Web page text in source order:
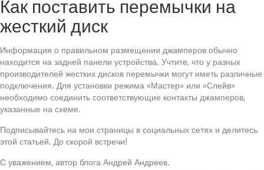
Как поставить перемычки на
жесткий диск
Информация о правильном размещении джамперов обычно
находится на задней панели устройства. Учтите, что у разных
производителей жестких дисков перемычки могут иметь различные
подключения. Для установки режима «Мастер» или «Слейв»
необходимо соединить соответствующие контакты джамперов,
указанные на схеме.
Подписывайтесь на мои страницы в социальных сетях и делитесь
этой статьей. До скорой встречи!
С уважением, автор блога Андрей Андреев.